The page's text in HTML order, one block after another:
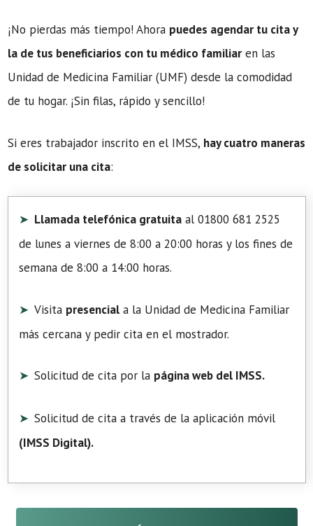
¡No pierdas más tiempo! Ahora puedes agendar tu cita y
la de tus beneficiarios con tu médico familiar en las
Unidad de Medicina Familiar (UMF) desde la comodidad
de tu hogar. ¡Sin filas, rápido y sencillo!
Si eres trabajador inscrito en el IMSS, hay cuatro maneras
de solicitar una cita:
Llamada telefónica gratuita al 01800 681 2525
de lunes a viernes de 8:00 a 20:00 horas y los fines de
semana de 8:00 a 14:00 horas.
Visita presencial a la Unidad de Medicina Familiar
más cercana y pedir cita en el mostrador.
Solicitud de cita por la página web del IMSS.
Solicitud de cita a través de la aplicación móvil
(IMSS Digital).